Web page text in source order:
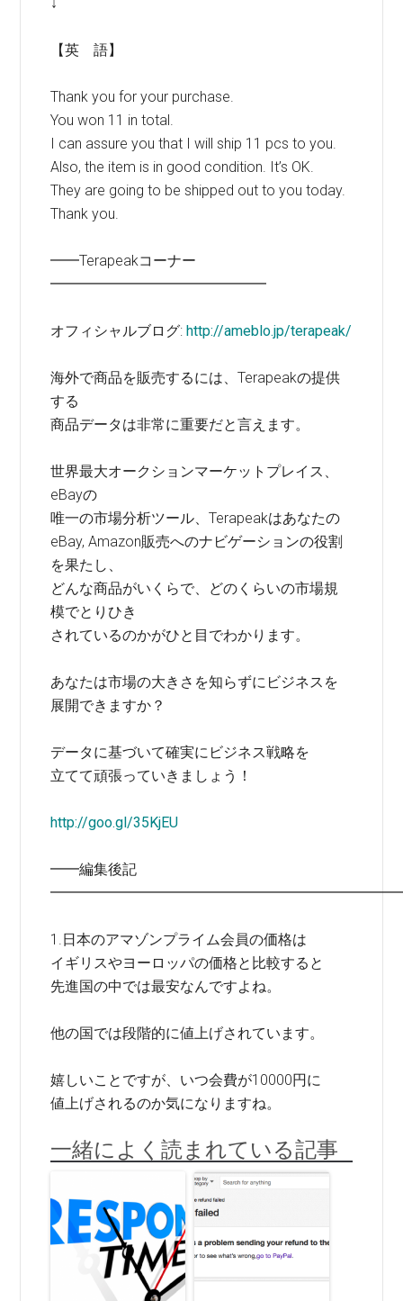
【英 語】
Thank you for your purchase.
You won 11 in total.
I can assure you that I will ship 11 pcs to you.
Also, the item is in good condition. It’s OK.
They are going to be shipped out to you today.
Thank you.
━━Terapeakコーナー
━━━━━━━━━━━━━━━
オフィシャルブログ:http://ameblo.jp/terapeak/
海外で商品を販売するには、Terapeakの提供
する
商品データは非常に重要だと言えます。
世界最大オークションマーケットプレイス、
eBayの
唯一の市場分析ツール、Terapeakはあなたの
eBay, Amazon販売へのナビゲーションの役割
を果たし、
どんな商品がいくらで、どのくらいの市場規
模でとりひき
されているのかがひと目でわかります。
あなたは市場の大きさを知らずにビジネスを
展開できますか？
データに基づいて確実にビジネス戦略を
立てて頑張っていきましょう！
http://goo.gl/35KjEU
━━編集後記
1.日本のアマゾンプライム会員の価格は
イギリスやヨーロッパの価格と比較すると
先進国の中では最安なんですよね。
他の国では段階的に値上げされています。
嬉しいことですが、いつ会費が10000円に
値上げされるのか気になりますね。
一緒によく読まれている記事